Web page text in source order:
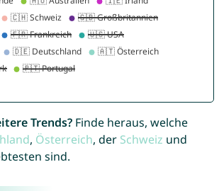
Trends?Finde heraus, welche
, Österreich, der Schweiz und
sind.